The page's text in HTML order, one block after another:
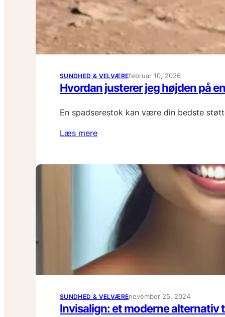
SUNDHED & VELVÆREfebruar 10, 2026
Hvordan justerer jeg højden på
En spadserestok kan være din bedste
Læs mere
SUNDHED & VELVÆREnovember 25, 2024
Invisalign: et moderne alternativ